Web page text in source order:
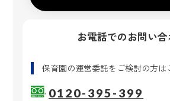
お電話でのお問い
保育園の運営委託をご検討の方は
0120-395-399